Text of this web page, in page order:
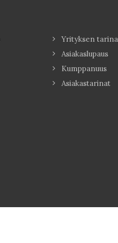
Yrityksen tarina
Asiakaslupaus
Kumppanuus
Asiakastarinat